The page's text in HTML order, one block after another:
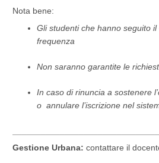
Nota bene:
Gli studenti che hanno seguito
frequenza
Non saranno garantite le
In caso di rinuncia a sostenere
o annulare l’iscrizione nel
Gestione Urbana: contattare il